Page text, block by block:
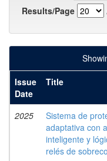
Results/Page
Issue
Date
Title
2025
Sistema de
adaptativa con
inteligente y
relés de